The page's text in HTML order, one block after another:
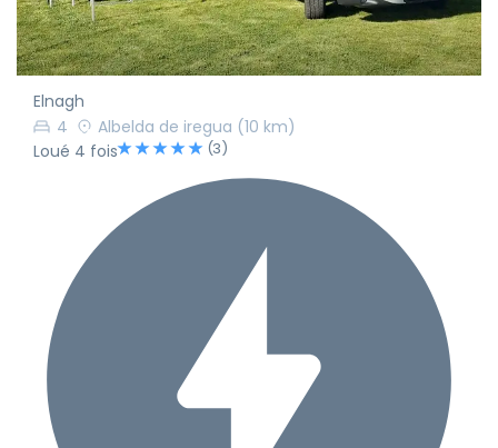
Elnagh
4
Albelda de iregua (10 km)
Loué 4 fois
(3)